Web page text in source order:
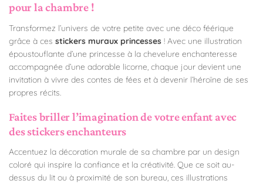
pour la chambre !
Transformez l’univers de votre petite avec une déco féérique
grâce à ces stickers muraux princesses ! Avec une illustration
époustouflante d’une princesse à la chevelure enchanteresse
accompagnée d’une adorable licorne, chaque jour devient une
invitation à vivre des contes de fées et à devenir l’héroïne de ses
propres récits.
Faites briller l’imagination de votre enfant avec
des stickers enchanteurs
Accentuez la décoration murale de sa chambre par un design
coloré qui inspire la confiance et la créativité. Que ce soit au-
dessus du lit ou à proximité de son bureau, ces illustrations